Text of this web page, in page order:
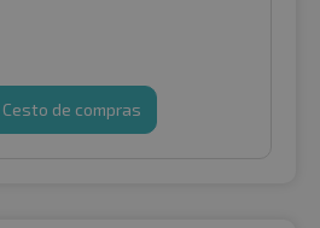
Cesto de compras